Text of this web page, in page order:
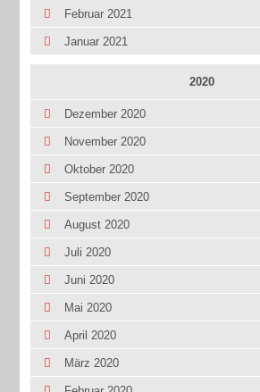
Februar 2021
Januar 2021
2020
Dezember 2020
November 2020
Oktober 2020
September 2020
August 2020
Juli 2020
Juni 2020
Mai 2020
April 2020
März 2020